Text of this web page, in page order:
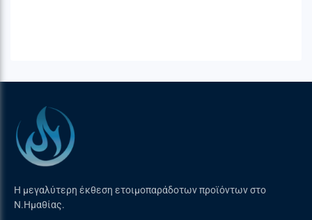
Η μεγαλύτερη έκθεση ετοιμοπαράδοτων προϊόντων στο
Ν.Ημαθίας.